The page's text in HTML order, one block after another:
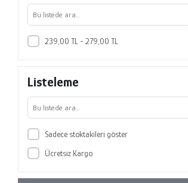
239,00 TL - 279,00 TL
Listeleme
Sadece stoktakileri göster
Ücretsiz Kargo